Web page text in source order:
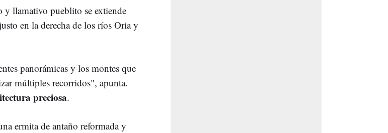
y llamativo pueblito se extiende
en la derecha de los ríos Oria y
panorámicas y los montes que
múltiples recorridos", apunta.
preciosa.
ermita de antaño reformada y